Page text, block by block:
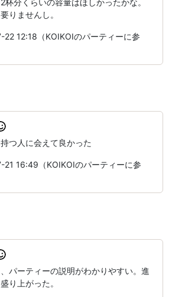
杯分くらいの容量はほしかったかな。
りませんし。
12:18（KOIKOIのパーティーに参
つ人に会えて良かった
16:49（KOIKOIのパーティーに参
パーティーの説明がわかりやすい。進
り上がった。